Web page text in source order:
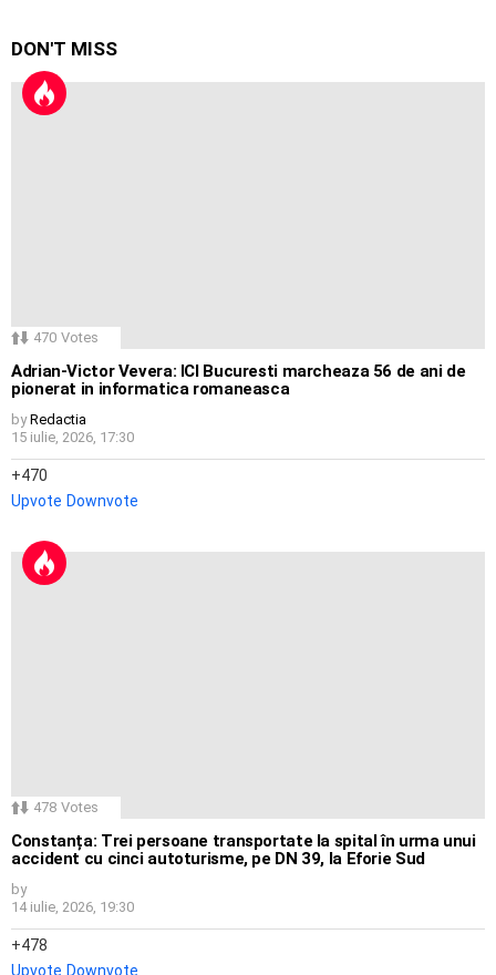
DON'T MISS
470 Votes
Adrian-Victor Vevera: ICI Bucuresti marcheaza 56 de ani de
pionerat in informatica romaneasca
by Redactia
15 iulie, 2026, 17:30
470
Upvote Downvote
478 Votes
Constanța: Trei persoane transportate la spital în urma unui
accident cu cinci autoturisme, pe DN 39, la Eforie Sud
by
14 iulie, 2026, 19:30
478
Upvote Downvote